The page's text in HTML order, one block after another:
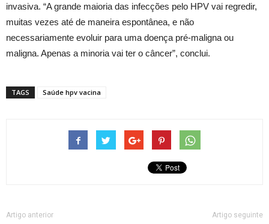
invasiva. “A grande maioria das infecções pelo HPV vai regredir,
muitas vezes até de maneira espontânea, e não
necessariamente evoluir para uma doença pré-maligna ou
maligna. Apenas a minoria vai ter o câncer”, conclui.
TAGS Saúde hpv vacina
Artigo anterior Artigo seguinte